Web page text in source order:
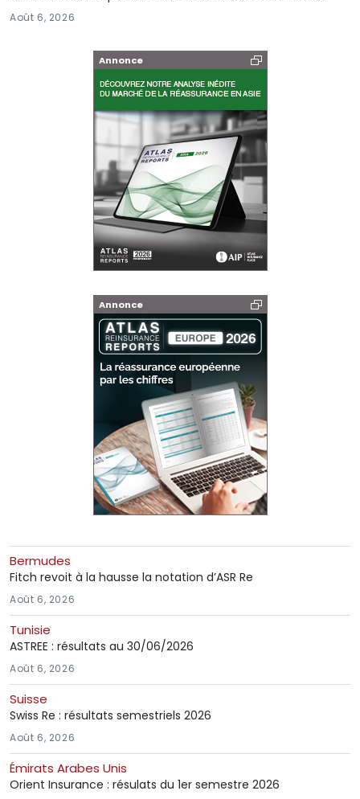
Août 6, 2026
Annonce
Annonce
Bermudes
Fitch revoit à la hausse la notation d’ASR Re
Août 6, 2026
Tunisie
ASTREE : résultats au 30/06/2026
Août 6, 2026
Suisse
Swiss Re : résultats semestriels 2026
Août 6, 2026
Émirats Arabes Unis
Orient Insurance : résulats du 1er semestre 2026